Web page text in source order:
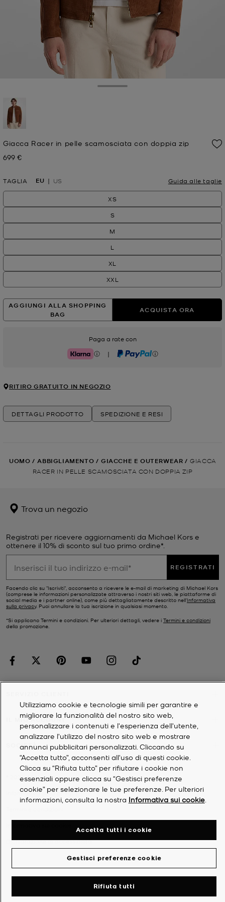
Giacca Racer in pelle scamosciata con doppia zip
Prezzo attuale
699 €
TAGLIA EU US Guida alle taglie
XS
S
M
L
XL
XXL
AGGIUNGI ALLA SHOPPING
BAG
ACQUISTA ORA
Paga a rate con
Klarna | PayPal
RITIRO GRATUITO IN NEGOZIO
DETTAGLI PRODOTTO SPEDIZIONE E RESI
UOMO / ABBIGLIAMENTO / GIACCHE E OUTERWEAR / GIACCA
RACER IN PELLE SCAMOSCIATA CON DOPPIA ZIP
Trova un negozio
Registrati per ricevere aggiornamenti da Michael Kors e
ottenere il 10% di sconto sul tuo primo ordine*.
REGISTRATI
Facendo clic su "Iscriviti", acconsento a ricevere le e-mail di marketing di Michael Kors
(comprese le informazioni personalizzate attraverso i nostri siti web, le piattaforme di
social media e i partner online), come più dettagliatamente descritto nell’Informativa
sulla privacy. Puoi annullare la tua iscrizione in qualsiasi momento.
*Si applicano Termini e condizioni. Per ulteriori dettagli, vedere i Termini e condizioni
della promozione.
IL MIO ACCOUNT
SOCIETÀ
2026Michael Kors
Informativa sulla privacy
Dichiarazione di accessibilità
Utilizziamo cookie e tecnologie simili per garantire e
migliorare la funzionalità del nostro sito web,
personalizzare i contenuti e l'esperienza dell'utente,
analizzare l'utilizzo del nostro sito web e mostrare
annunci pubblicitari personalizzati. Cliccando su
“Accetta tutto”, acconsenti all'uso di questi cookie.
Clicca su “Rifiuta tutto” per rifiutare i cookie non
essenziali oppure clicca su “Gestisci preferenze
cookie” per selezionare le tue preferenze. Per ulteriori
informazioni, consulta la nostra Informativa sui cookie.
Gestisci preferenze cookie
Rifiuta tutti
Accetta tutti i cookie